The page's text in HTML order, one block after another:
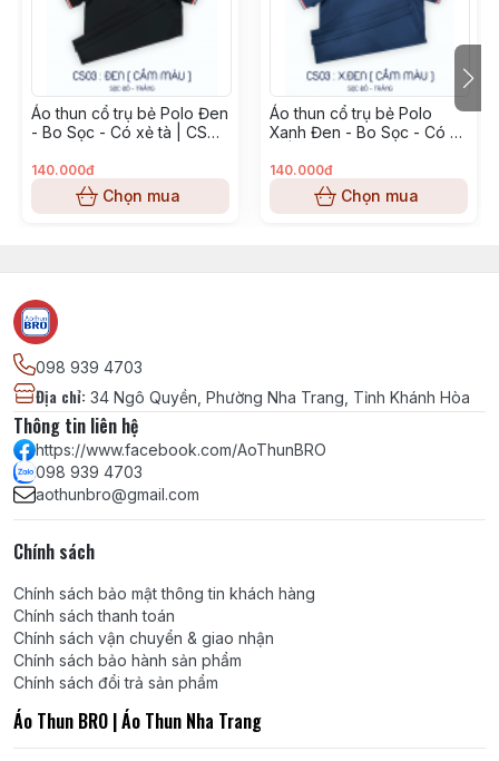
Áo thun cổ trụ bẻ Polo Đen
- Bo Sọc - Có xẻ tà | CS
140.000đ
Chọn mua
Áo thun cổ trụ bẻ Polo
Xanh Đen - Bo Sọc - Có xẻ
140.000đ
Chọn mua
098 939 4703
Địa chỉ: 34 Ngô Quyền, Phường Nha Trang, Tỉnh Khánh Hòa
Thông tin liên hệ
https://www.facebook.com/AoThunBRO
098 939 4703
aothunbro@gmail.com
Chính sách
Chính sách bảo mật thông tin khách hàng
Chính sách thanh toán
Chính sách vận chuyển & giao nhận
Chính sách bảo hành sản phẩm
Chính sách đổi trả sản phẩm
Áo Thun BRO | Áo Thun Nha Trang